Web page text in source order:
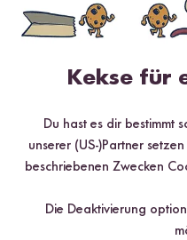
18
4.61 / 5
Infos zur Echtheit der
Kekse für
Du hast es dir bestimmt
unserer (US-)Partner
beschriebenen Zwecken
Die Deaktivierung